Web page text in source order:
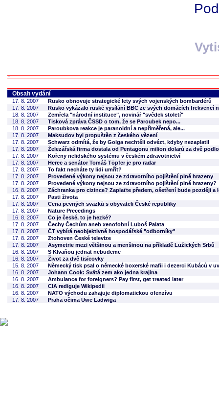
Obsah vydání
17. 8. 2007
Rusko obnovuje strategické lety svých vojenských bombardérů
17. 8. 2007
Rusko vykázalo ruské vysílání BBC ze svých domácích frekvencí
18. 8. 2007
Zemřela "národní instituce", novinář "svědek století"
18. 8. 2007
Tisková zpráva ČSSD o tom, že se Paroubek nepo...
18. 8. 2007
Paroubkova reakce je paranoidní a nepřiměřená, ale...
17. 8. 2007
Maksudov byl propuštěn z českého vězení
17. 8. 2007
Schwarz odmítá, že by Golga nechtěli odvézt, kdyby nezaplatil
17. 8. 2007
Železářská firma dostala od Pentagonu milion dolarů za dvě
17. 8. 2007
Kořeny nelidského systému v českém zdravotnictví
17. 8. 2007
Herec a senátor Tomáš Töpfer je pro radar
17. 8. 2007
To fakt necháte ty lidi umřít?
17. 8. 2007
Provedené výkony nejsou ze zdravotního pojištění plně hrazeny
17. 8. 2007
Provedené výkony nejsou ze zdravotního pojištění plně hrazeny?
16. 8. 2007
Záchranka pro cizince? Zaplaťte předem, ošetření bude později
17. 8. 2007
Pasti života
17. 8. 2007
Cena pevných svazků s obyvateli České republiky
17. 8. 2007
Nature Precedings
16. 8. 2007
Co je české, to je hezké?
17. 8. 2007
Čechy Čechům aneb xenofobní Luboš Palata
17. 8. 2007
ČT vybírá neobjektivně hospodářské "odborníky"
17. 8. 2007
Ztohoven České televize
17. 8. 2007
Asymetrie mezi většinou a menšinou na příkladě Lužických Srbů
16. 8. 2007
S Klvaňou jednat nebudeme
16. 8. 2007
Život za dvě tisícovky
15. 8. 2007
Německý tisk psal o německé boxerské mafii i dezerci Kubáců v
16. 8. 2007
Johann Cook: Svätá zem ako jedna krajina
16. 8. 2007
Ambulance for foreigners? Pay first, get treated later
16. 8. 2007
CIA rediguje Wikipedii
16. 8. 2007
NATO východu zahajuje diplomatickou ofenzívu
17. 8. 2007
Praha očima Uwe Ladwiga